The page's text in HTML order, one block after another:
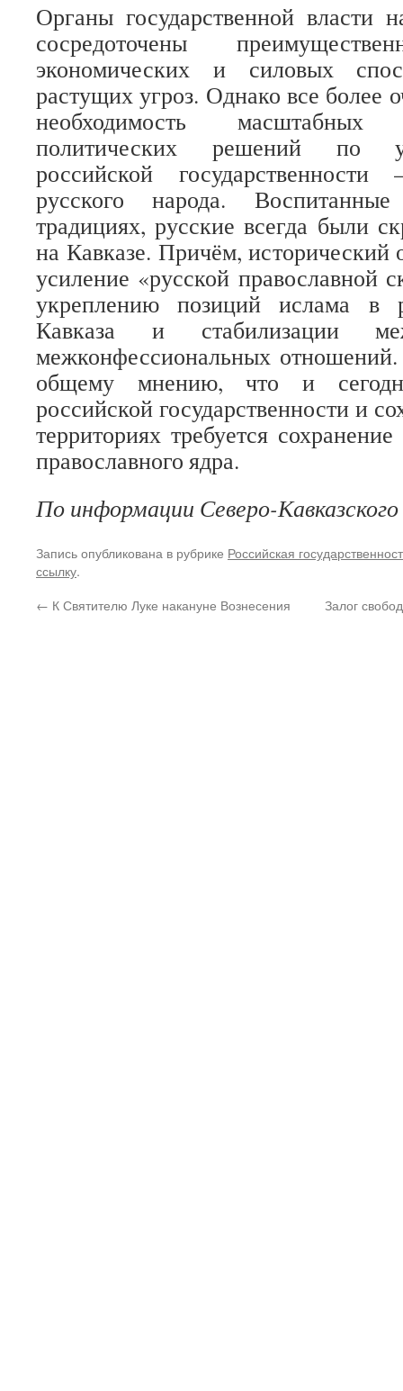
Органы государственной власти
сосредоточены
экономических и силовых
растущих угроз. Однако все более
необходимость
политических решений по
российской
русского народа.
традициях, русские всегда были
на Кавказе. Причём, исторический
усиление «русской православной
укреплению позиций ислама в
Кавказа и стабилизации
межконфессиональных
общему мнению, что и
российской государственности и
территориях требуется
православного ядра.
По информации Северо-
Запись опубликована в рубрике Российская
ссылку.
← К Святителю Луке накануне Вознесения Залог